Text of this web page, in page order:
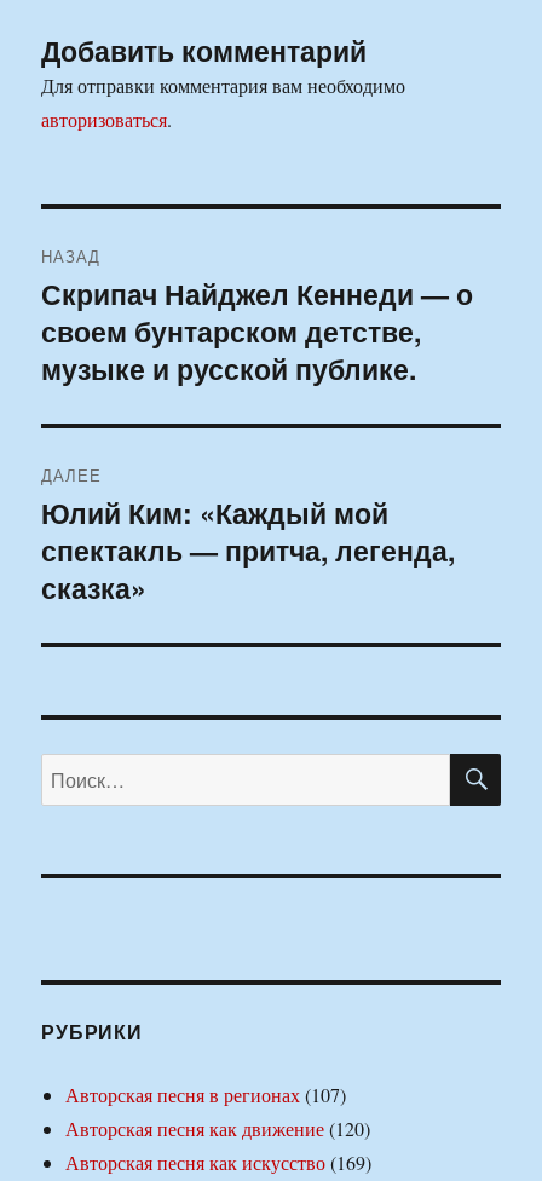
Добавить комментарий
Для отправки комментария вам необходимо
авторизоваться.
по
записям
НАЗАД
Предыдущая
запись:
Скрипач Найджел Кеннеди — о
своем бунтарском детстве,
музыке и русской публике.
ДАЛЕЕ
Следующая
запись:
Юлий Ким: «Каждый мой
спектакль — притча, легенда,
сказка»
Искать:
РУБРИКИ
Авторская песня в регионах(107)
Авторская песня как движение(120)
Авторская песня как искусство(169)